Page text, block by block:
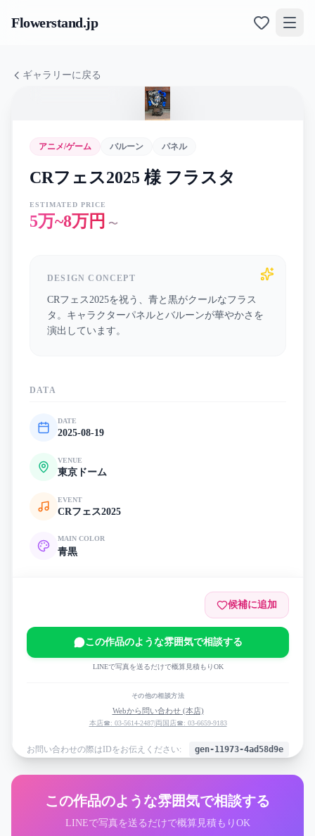
Flowerstand.jp
ギャラリーに戻る
アニメ/ゲーム バルーン パネル
CRフェス2025 様 フラスタ
ESTIMATED PRICE
5万~8万円 〜
DESIGN CONCEPT
CRフェス2025を祝う、青と黒がクールなフラス
タ。キャラクターパネルとバルーンが華やかさを
演出しています。
DATA
DATE
2025-08-19
VENUE
東京ドーム
EVENT
CRフェス2025
MAIN COLOR
青黒
候補に追加
この作品のような雰囲気で相談する
LINEで写真を送るだけで概算見積もりOK
その他の相談方法
Webから問い合わせ (本店)
本店☎: 03-5614-2487|両国店☎: 03-6659-9183
お問い合わせの際はIDをお伝えください: gen-11973-4ad58d9e
この作品のような雰囲気で相談する
LINEで写真を送るだけで概算見積もりOK